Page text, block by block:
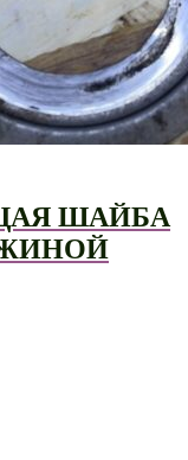
ШАЙБА